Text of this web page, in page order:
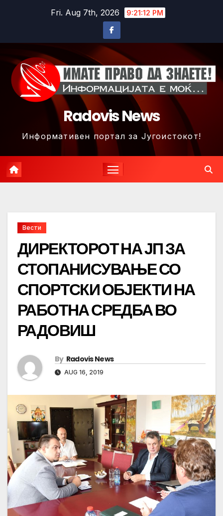
Fri. Aug 7th, 2026 9:21:15 PM
Radovis News
Информативен портал за Југоистокот!
Вести
ДИРЕКТОРОТ НА ЈП ЗА
СТОПАНИСУВАЊЕ СО
СПОРТСКИ ОБЈЕКТИ НА
РАБОТНА СРЕДБА ВО
РАДОВИШ
By Radovis News
AUG 16, 2019